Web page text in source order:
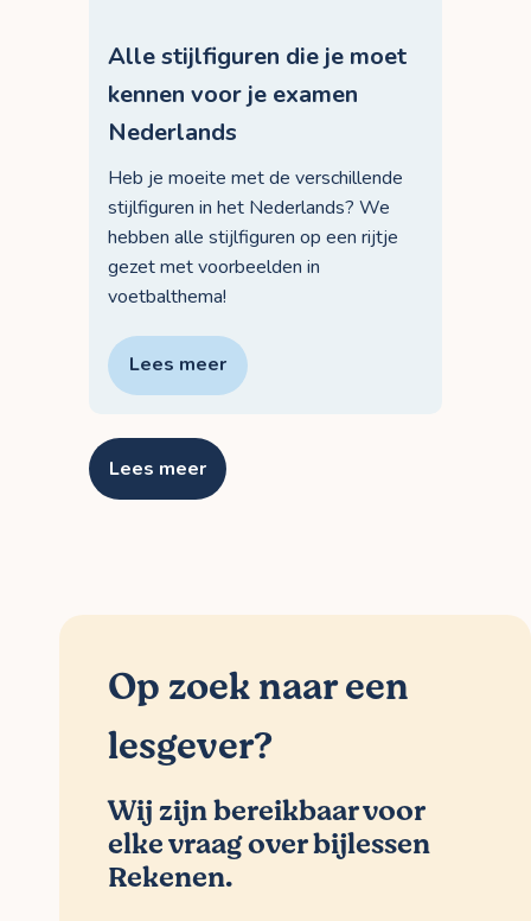
Alle stijlfiguren die je moet
kennen voor je examen
Nederlands
Heb je moeite met de verschillende
stijlfiguren in het Nederlands? We
hebben alle stijlfiguren op een rijtje
gezet met voorbeelden in
voetbalthema!
Lees meer
Lees meer
Op zoek naar een
lesgever?
Wij zijn bereikbaar voor
elke vraag over bijlessen
Rekenen.